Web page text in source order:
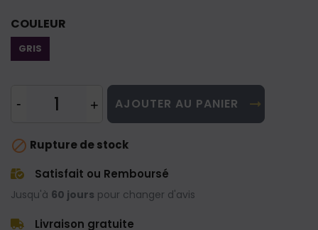
COULEUR
GRIS
AJOUTER AU PANIER
 Rupture de stock
Satisfait ou Remboursé
Jusqu'à 60 jours pour changer d'avis
Livraison gratuite